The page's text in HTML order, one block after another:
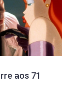
aos 71